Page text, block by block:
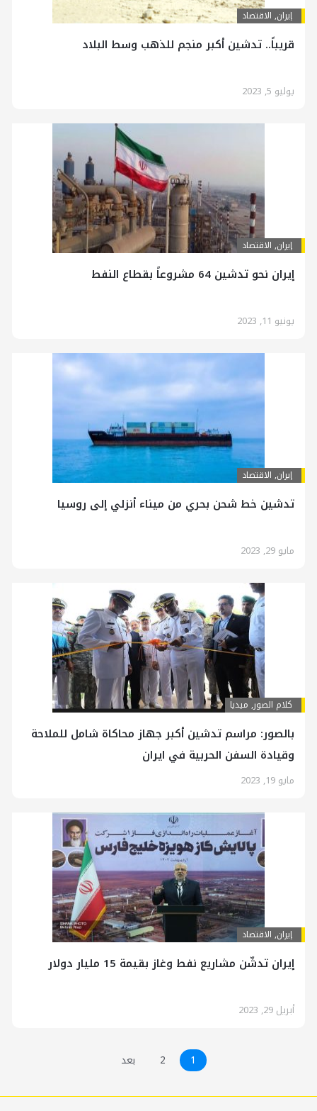
إيران, الاقتصاد
قريباً.. تدشين أكبر منجم للذهب وسط البلاد
يوليو 5, 2023
إيران, الاقتصاد
إيران نحو تدشين 64 مشروعاً بقطاع النفط
يونيو 11, 2023
إيران, الاقتصاد
تدشين خط شحن بحري من ميناء أنزلي إلى روسيا
مايو 29, 2023
کلام الصور, ميديا
بالصور: مراسم تدشين أكبر جهاز محاكاة شامل للملاحة
وقيادة السفن الحربية في ايران
مايو 19, 2023
إيران, الاقتصاد
إيران تدشّن مشاريع نفط وغاز بقيمة 15 مليار دولار
أبريل 29, 2023
1
2 بعد